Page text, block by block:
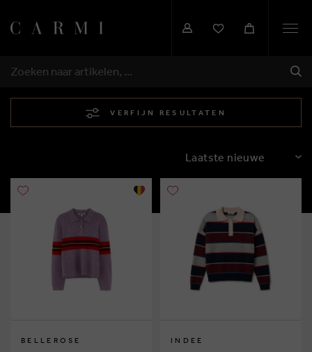
ZOEKEN
VERFIJN RESULTATEN
SORTEREN
BELLEROSE INDEE